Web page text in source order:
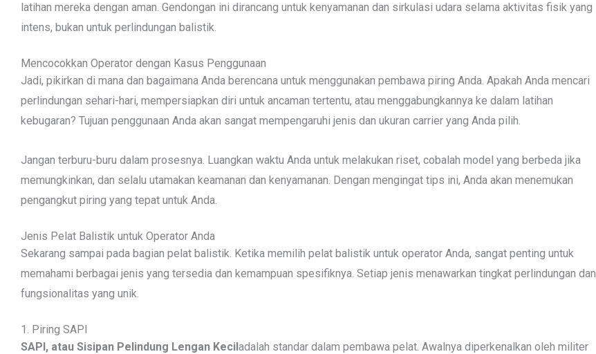
latihan mereka dengan aman. Gendongan ini dirancang untuk kenyamanan dan sirkulasi udara selama aktivitas fisik yang
intens, bukan untuk perlindungan balistik.
Mencocokkan Operator dengan Kasus Penggunaan
Jadi, pikirkan di mana dan bagaimana Anda berencana untuk menggunakan pembawa piring Anda. Apakah Anda mencari
perlindungan sehari-hari, mempersiapkan diri untuk ancaman tertentu, atau menggabungkannya ke dalam latihan
kebugaran? Tujuan penggunaan Anda akan sangat mempengaruhi jenis dan ukuran carrier yang Anda pilih.
Jangan terburu-buru dalam prosesnya. Luangkan waktu Anda untuk melakukan riset, cobalah model yang berbeda jika
memungkinkan, dan selalu utamakan keamanan dan kenyamanan. Dengan mengingat tips ini, Anda akan menemukan
pengangkut piring yang tepat untuk Anda.
Jenis Pelat Balistik untuk Operator Anda
Sekarang sampai pada bagian pelat balistik. Ketika memilih pelat balistik untuk operator Anda, sangat penting untuk
memahami berbagai jenis yang tersedia dan kemampuan spesifiknya. Setiap jenis menawarkan tingkat perlindungan dan
fungsionalitas yang unik.
1. Piring SAPI
SAPI, atau Sisipan Pelindung Lengan Keciladalah standar dalam pembawa pelat. Awalnya diperkenalkan oleh militer